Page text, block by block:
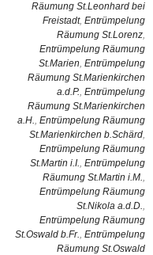
Räumung St.Leonhard bei
Freistadt, Entrümpelung
Räumung St.Lorenz,
Entrümpelung Räumung
St.Marien, Entrümpelung
Räumung St.Marienkirchen
a.d.P., Entrümpelung
Räumung St.Marienkirchen
a.H., Entrümpelung Räumung
St.Marienkirchen b.Schärd,
Entrümpelung Räumung
St.Martin i.I., Entrümpelung
Räumung St.Martin i.M.,
Entrümpelung Räumung
St.Nikola a.d.D.,
Entrümpelung Räumung
St.Oswald b.Fr., Entrümpelung
Räumung St.Oswald